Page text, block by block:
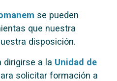
se pueden
que nuestra
disposición.
dirigirse a la Unidad de
solicitar formación a